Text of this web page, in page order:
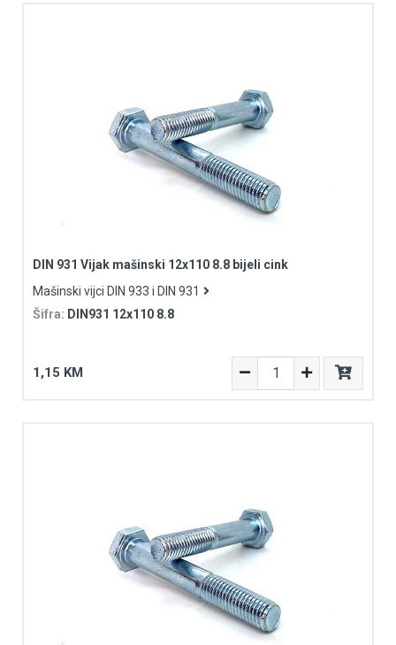
DIN 931 Vijak mašinski 12x110 8.8 bijeli cink
Mašinski vijci DIN 933 i DIN 931
Šifra: DIN931 12x110 8.8
1,15 KM